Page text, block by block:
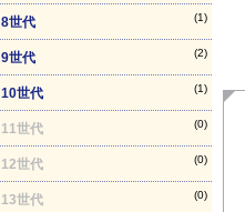
8世代 (1)
9世代 (2)
10世代 (1)
11世代 (0)
12世代 (0)
13世代 (0)